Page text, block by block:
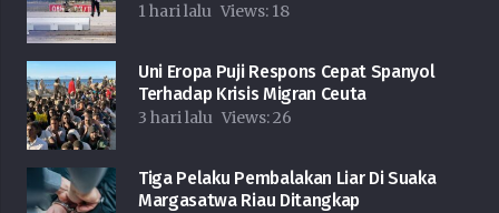
1 hari lalu Views: 18
Uni Eropa Puji Respons Cepat Spanyol
Terhadap Krisis Migran Ceuta
3 hari lalu Views:26
Tiga Pelaku Pembalakan Liar Di Suaka
Margasatwa Riau Ditangkap